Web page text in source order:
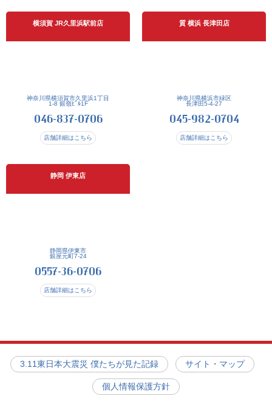
横須賀 JR久里浜駅前店
神奈川県横須賀市久里浜1丁目
1-8 銀嶺ﾋﾞﾙ1F
046-837-0706
店舗詳細はこちら
質 横浜 長津田店
神奈川県横浜市緑区
長津田5-4-27
045-982-0704
店舗詳細はこちら
静岡 伊東店
静岡県伊東市
銀座元町7-24
0557-36-0706
店舗詳細はこちら
3.11東日本大震災 僕たちが見た記録 サイト・マップ
個人情報保護方針